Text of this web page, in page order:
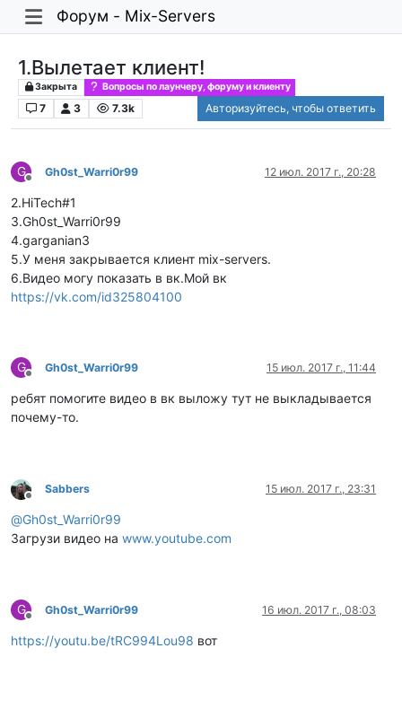
Форум - Mix-Servers
1.Вылетает клиент!
Закрыта Вопросы по лаунчеру, форуму и клиенту
7 3 7.3k Авторизуйтесь, чтобы ответить
G
Не в сети
Gh0st_Warri0r99 12 июл. 2017 г., 20:28
2.HiTech#1
3.Gh0st_Warri0r99
4.garganian3
5.У меня закрывается клиент mix-servers.
6.Видео могу показать в вк.Мой вк
https://vk.com/id325804100
G
Не в сети
Gh0st_Warri0r99 15 июл. 2017 г., 11:44
ребят помогите видео в вк выложу тут не выкладывается
почему-то.
Не в сети
Sabbers 15 июл. 2017 г., 23:31
@Gh0st_Warri0r99
Загрузи видео на www.youtube.com
G
Не в сети
Gh0st_Warri0r99 16 июл. 2017 г., 08:03
https://youtu.be/tRC994Lou98 вот